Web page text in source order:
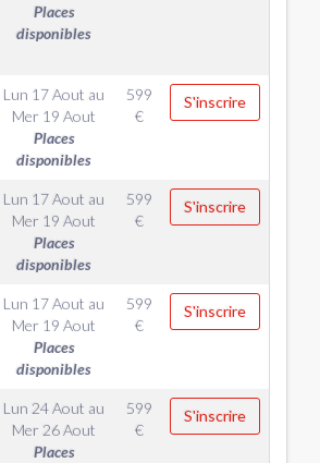
Places
disponibles
Lun 17 Aout au
Mer 19 Aout
Places
disponibles
599
€
S'inscrire
Lun 17 Aout au
Mer 19 Aout
Places
disponibles
599
€
S'inscrire
Lun 17 Aout au
Mer 19 Aout
Places
disponibles
599
€
S'inscrire
Lun 24 Aout au
Mer 26 Aout
Places
599
€
S'inscrire